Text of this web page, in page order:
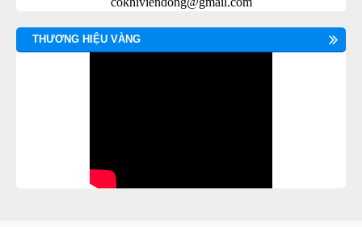
THƯƠNG HIỆU VÀNG